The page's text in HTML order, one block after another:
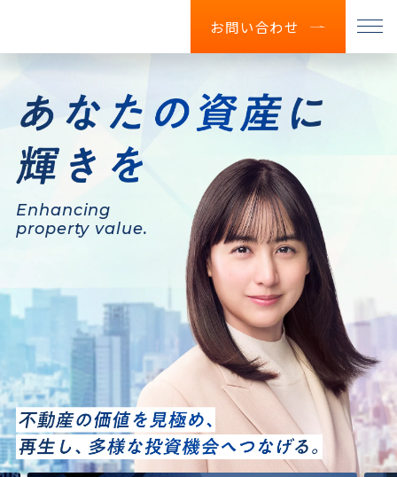
お問い合わせ
Enhancing
property value.